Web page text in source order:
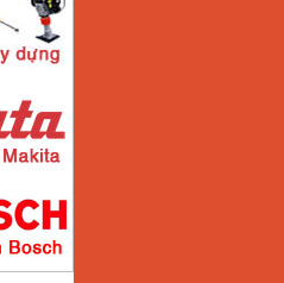
VND
điện tử
VND